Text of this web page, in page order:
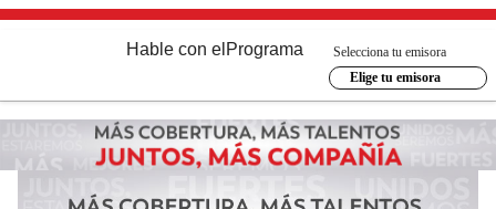
Hable con el Programa
Selecciona tu emisora
Elige tu emisora